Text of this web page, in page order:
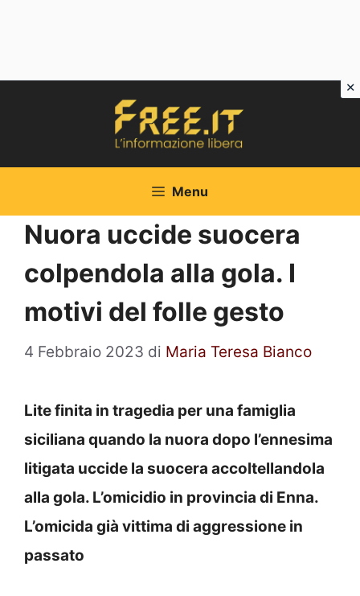
Menu
Nuora uccide suocera
colpendola alla gola. I
motivi del folle gesto
4 Febbraio 2023 di Maria Teresa Bianco
Lite finita in tragedia per una famiglia
siciliana quando la nuora dopo l’ennesima
litigata uccide la suocera accoltellandola
alla gola. L’omicidio in provincia di Enna.
L’omicida già vittima di aggressione in
passato